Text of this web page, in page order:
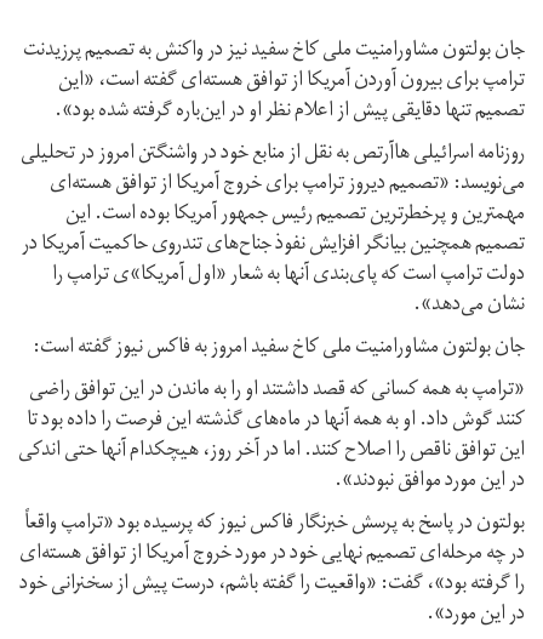
جان بولتون مشاورامنیت ملی کاخ سفید نیز در واکنش به تصمیم پرزیدنت
ترامپ برای بیرون آوردن آمریکا از توافق هسته‌ای گفته است، «این
تصمیم تنها دقایقی پیش از اعلام نظر او در این‌باره گرفته شده بود».
روزنامه اسرائیلی هاآرتص به نقل از منابع خود در واشنگتن امروز در تحلیلی
می‌نویسد: «تصمیم دیروز ترامپ برای خروج آمریکا از توافق هسته‌ای
مهمترین و پرخطرترین تصمیم رئیس جمهور آمریکا بوده است. این
تصمیم همچنین بیانگر افزایش نفوذ جناح‌های تندروی حاکمیت آمریکا در
دولت ترامپ است که پای‌بندی آنها به شعار «اول آمریکا»ی ترامپ را
نشان می‌دهد».
جان بولتون مشاورامنیت ملی کاخ سفید امروز به فاکس نیوز گفته است:
«ترامپ به همه کسانی که قصد داشتند او را به ماندن در این توافق راضی
کنند گوش داد. او به همه آنها در ماه‌های گذشته این فرصت را داده بود تا
این توافق ناقص را اصلاح کنند. اما در آخر روز، هیچکدام آنها حتی اندکی
در این مورد موافق نبودند».
بولتون در پاسخ به پرسش خبرنگار فاکس نیوز که پرسیده بود «ترامپ واقعاً
در چه مرحله‌ای تصمیم نهایی خود در مورد خروج آمریکا از توافق هسته‌ای
را گرفته بود»، گفت: «واقعیت را گفته باشم، درست پیش از سخنرانی خود
در این مورد».